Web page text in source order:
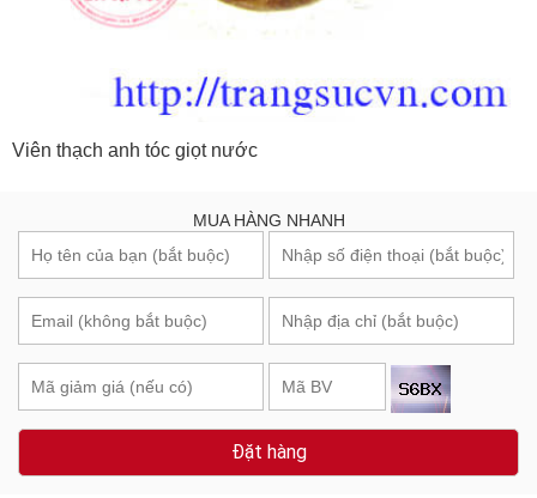
Viên thạch anh tóc giọt nước
MUA HÀNG NHANH
Đặt hàng